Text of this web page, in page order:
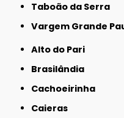
Taboão da Serra
Vargem Grande
Alto do Pari
Brasilândia
Cachoeirinha
Caieras